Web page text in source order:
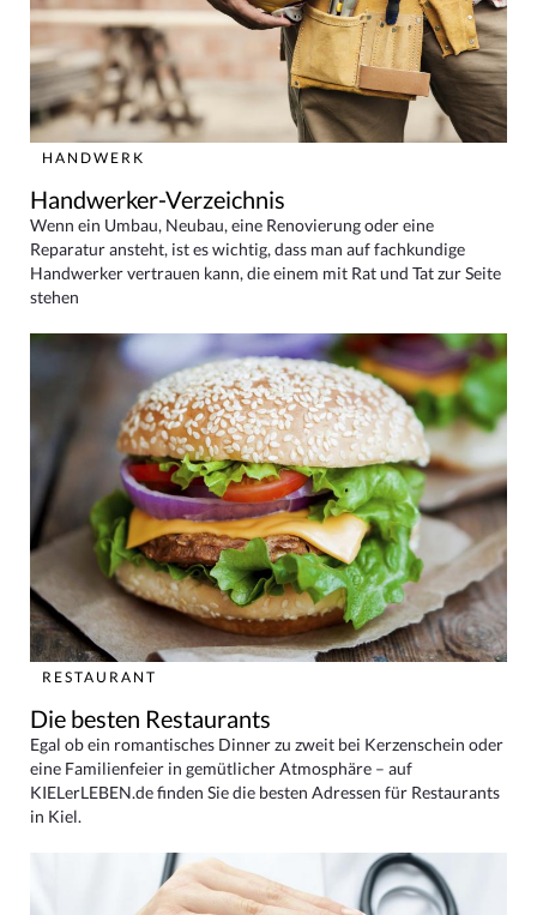
HANDWERK
Handwerker-Verzeichnis
Wenn ein Umbau, Neubau, eine Renovierung oder eine
Reparatur ansteht, ist es wichtig, dass man auf fachkundige
Handwerker vertrauen kann, die einem mit Rat und Tat zur Seite
stehen
RESTAURANT
Die besten Restaurants
Egal ob ein romantisches Dinner zu zweit bei Kerzenschein oder
eine Familienfeier in gemütlicher Atmosphäre – auf
KIELerLEBEN.de finden Sie die besten Adressen für Restaurants
in Kiel.